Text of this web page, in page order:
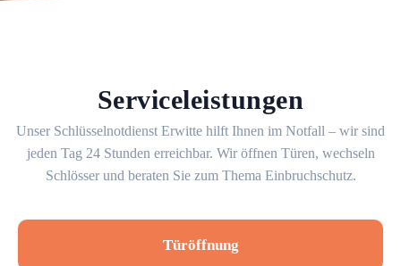
Serviceleistungen
Unser Schlüsselnotdienst Erwitte hilft Ihnen im Notfall – wir sind
jeden Tag 24 Stunden erreichbar. Wir öffnen Türen, wechseln
Schlösser und beraten Sie zum Thema Einbruchschutz.
Türöffnung